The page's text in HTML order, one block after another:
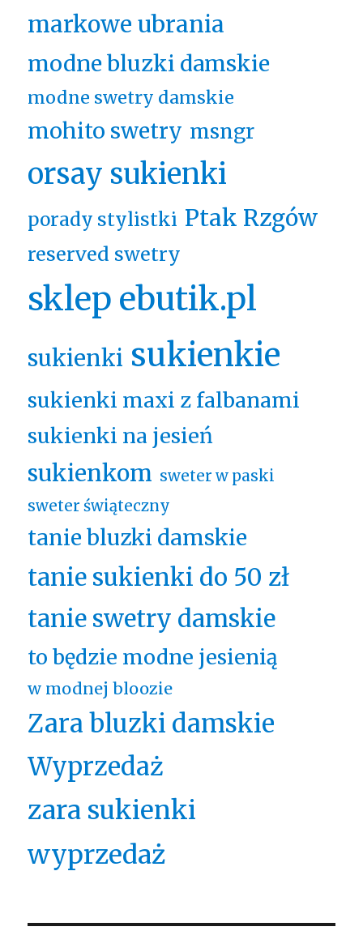
markowe ubrania
modne bluzki damskie
modne swetry damskie
mohito swetry msngr
orsay sukienki
porady stylistki Ptak Rzgów
reserved swetry
sklep ebutik.pl
sukienki sukienkie
sukienki maxi z falbanami
sukienki na jesień
sukienkom sweter w paski
sweter świąteczny
tanie bluzki damskie
tanie sukienki do 50 zł
tanie swetry damskie
to będzie modne jesienią
w modnej bloozie
Zara bluzki damskie
Wyprzedaż
zara sukienki
wyprzedaż